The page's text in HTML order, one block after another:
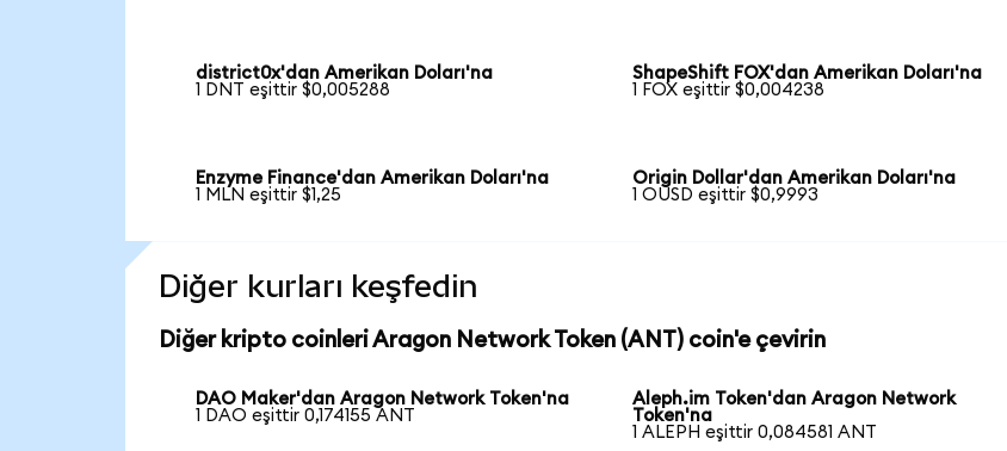
district0x'dan Amerikan Doları'na
1 DNT eşittir $0,005288
ShapeShift FOX'dan Amerikan Doları'na
1 FOX eşittir $0,004238
Enzyme Finance'dan Amerikan Doları'na
1 MLN eşittir $1,25
Origin Dollar'dan Amerikan Doları'na
1 OUSD eşittir $0,9993
Diğer kurları keşfedin
Diğer kripto coinleri Aragon Network Token (ANT) coin'e çevirin
DAO Maker'dan Aragon Network Token'na
1 DAO eşittir 0,174155 ANT
Aleph.im Token'dan Aragon Network
Token'na
1 ALEPH eşittir 0,084581 ANT